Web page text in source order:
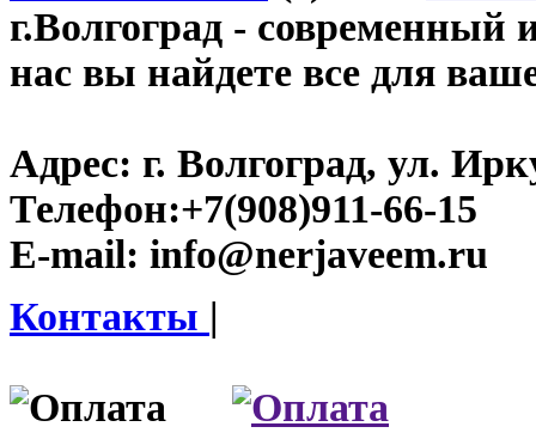
г.Волгоград - современный
нас вы найдете все для
Адрес: г. Волгоград, ул.
Телефон:+7(908)911-66-15
E-mail: info@nerjaveem.ru
Контакты |